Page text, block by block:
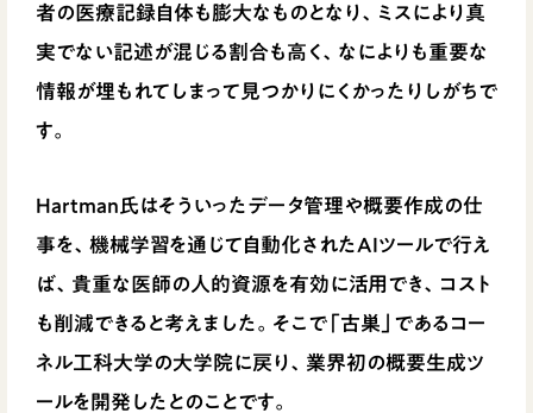
者の医療記録自体も膨大なものとなり、ミスにより真
実でない記述が混じる割合も高く、なによりも重要な
情報が埋もれてしまって見つかりにくかったりしがちで
す。
Hartman氏はそういったデータ管理や概要作成の仕
事を、機械学習を通じて自動化されたAIツールで行え
ば、貴重な医師の人的資源を有効に活用でき、コスト
も削減できると考えました。そこで「古巣」であるコー
ネル工科大学の大学院に戻り、業界初の概要生成ツ
ールを開発したとのことです。